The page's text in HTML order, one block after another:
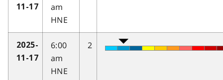
11-17
am
HNE
2025-
11-17
6:00
am
HNE
2